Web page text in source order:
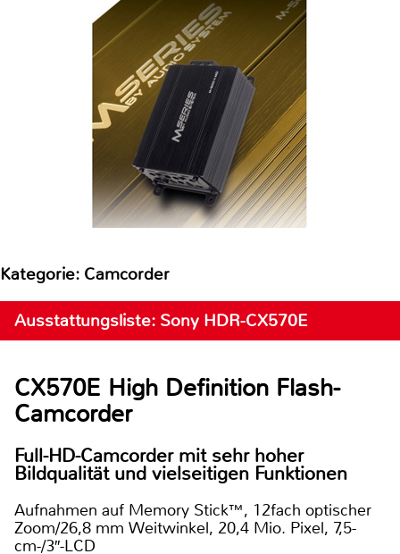
Kategorie: Camcorder
Ausstattungsliste: Sony HDR-CX570E
CX570E High Definition Flash-
Camcorder
Full-HD-Camcorder mit sehr hoher
Bildqualität und vielseitigen Funktionen
Aufnahmen auf Memory Stick™, 12fach optischer
Zoom/26,8 mm Weitwinkel, 20,4 Mio. Pixel, 7,5-
cm-/3″-LCD